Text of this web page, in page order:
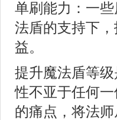
单刷能力：一
法盾的支持下
益。
提升魔法盾等
性不亚于任何
的痛点，将法